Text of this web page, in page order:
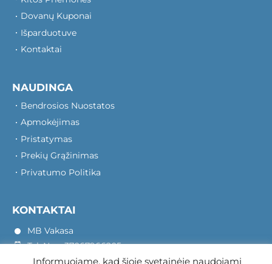
Dovanų Kuponai
Išparduotuve
Kontaktai
NAUDINGA
Bendrosios Nuostatos
Apmokėjimas
Pristatymas
Prekių Grąžinimas
Privatumo Politika
KONTAKTAI
MB Vakasa
Tel. Nr.: +37067966205
Rotušės A. 16, Kretinga 97140
Informuojame, kad šioje svetainėje naudojami